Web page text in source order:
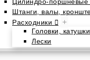
Штанги, валы,
Расходники
+
Головки,
Лески